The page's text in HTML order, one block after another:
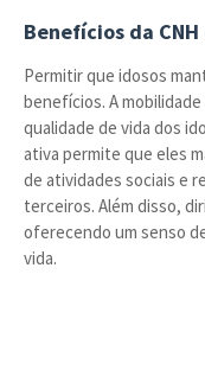
Benefícios da
Permitir que idosos
benefícios. A
qualidade de vida dos
ativa permite que eles
de atividades sociais e
terceiros. Além disso,
oferecendo um senso
vida.